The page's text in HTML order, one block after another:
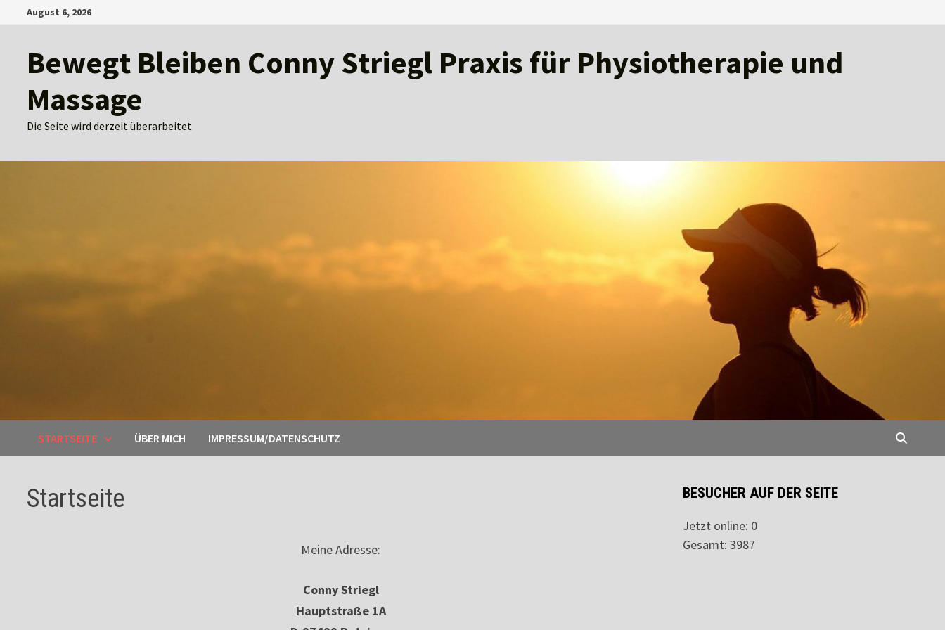
Inhalt
August 6, 2026
Bewegt Bleiben Conny Striegl Praxis für Physiotherapie und
Massage
Die Seite wird derzeit überarbeitet
STARTSEITE ÜBER MICH IMPRESSUM/DATENSCHUTZ
Startseite
Meine Adresse:
Conny Striegl
Hauptstraße 1A
BESUCHER AUF DER SEITE
Jetzt online: 0
Gesamt: 3987